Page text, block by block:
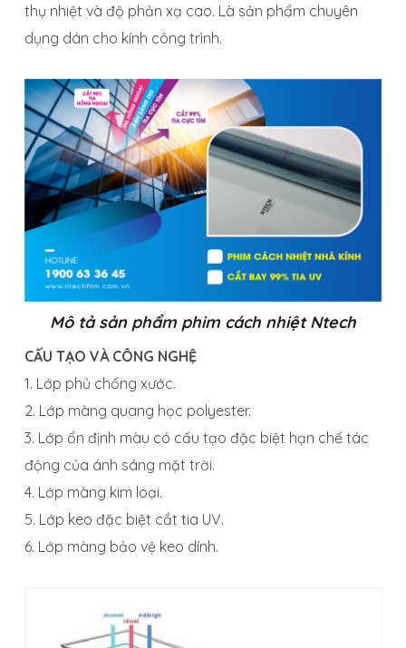
thụ nhiệt và độ phản xạ cao. Là sản phẩm chuyên
dụng dán cho kính công trình.
Mô tả sản phẩm phim cách nhiệt Ntech
CẤU TẠO VÀ CÔNG NGHỆ
1. Lớp phủ chống xước.
2. Lớp màng quang học polyester.
3. Lớp ổn định màu có cấu tạo đặc biệt hạn chế tác
động của ánh sáng mặt trời.
4. Lớp màng kim loại.
5. Lớp keo đặc biệt cắt tia UV.
6. Lớp màng bảo vệ keo dính.